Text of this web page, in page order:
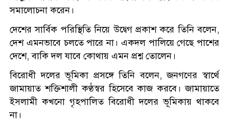
সমালোচনা করেন।
দেশের সার্বিক পরিস্থিতি নিয়ে উদ্বেগ প্রকাশ করে তিনি বলেন,
দেশ এমনভাবে চলতে পারে না। একদল পালিয়ে গেছে পাশের
দেশে, বাকি দল যাবে কোথায় এমন প্রশ্ন তোলেন।
বিরোধী দলের ভূমিকা প্রসঙ্গে তিনি বলেন, জনগণের স্বার্থে
জামায়াত শক্তিশালী কণ্ঠস্বর হিসেবে কাজ করবে। জামায়াতে
ইসলামী কখনো গৃহপালিত বিরোধী দলের ভূমিকায় থাকবে
না।